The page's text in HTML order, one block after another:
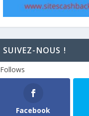
SUIVEZ-NOUS !
Follows
Facebook